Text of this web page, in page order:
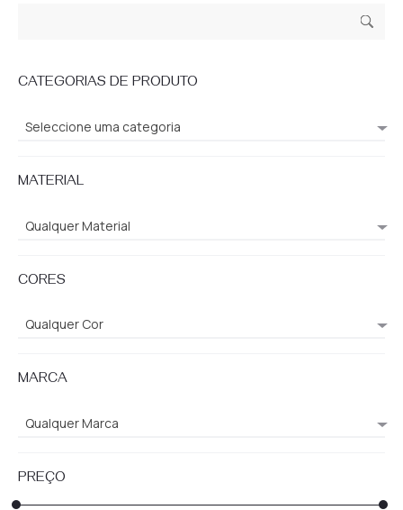
Pesq
CATEGORIAS DE PRODUTO
Seleccione uma categoria
MATERIAL
Qualquer Material
CORES
Qualquer Cor
MARCA
Qualquer Marca
PREÇO